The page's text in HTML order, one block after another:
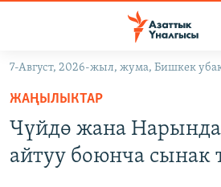
Навигацияга
өтүңүз
Издөөгө
салыңызКЫРГЫЗСТАН
ДҮЙНӨ
УКРАИНА
7-Август, 2026-жыл, жума, Бишкек
ЖАҢЫЛЫКТАР
Чүйдө жана
айтуу боюнча сынак